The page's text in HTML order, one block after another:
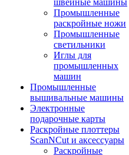
швейные машины
Промышленные
раскройные ножи
Промышленные
светильники
Иглы для
промышленных
машин
Промышленные
вышивальные машины
Электронные
подарочные карты
Раскройные плоттеры
ScanNCut и аксессуары
Раскройные